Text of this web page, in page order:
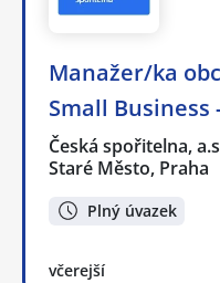
Manažer/ka
Small Business
Česká spořitelna,
Staré Město, Praha
Plný úvazek
včerejší